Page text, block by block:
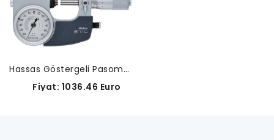
Hassas Göstergeli Pasometre-510-121
Fiyat: 1036.46 Euro